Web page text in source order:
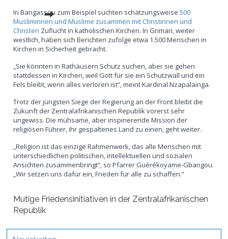
In Bangassou zum Beispiel suchten schätzungsweise 500
Musliminnen und Muslime zusammen mit Christinnen und
Christen Zuflucht in katholischen Kirchen. In Grimari, weiter
westlich, haben sich Berichten zufolge etwa 1.500 Menschen in
Kirchen in Sicherheit gebracht.
„Sie könnten in Rathäusern Schutz suchen, aber sie gehen
stattdessen in Kirchen, weil Gott für sie ein Schutzwall und ein
Fels bleibt, wenn alles verloren ist“, meint Kardinal Nzapalainga.
Trotz der jüngsten Siege der Regierung an der Front bleibt die
Zukunft der Zentralafrikanischen Republik vorerst sehr
ungewiss. Die mühsame, aber inspirierende Mission der
religiösen Führer, ihr gespaltenes Land zu einen, geht weiter.
„Religion ist das einzige Rahmenwerk, das alle Menschen mit
unterschiedlichen politischen, intellektuellen und sozialen
Ansichten zusammenbringt“, so Pfarrer Guérékoyame-Gbangou.
„Wir setzen uns dafür ein, Frieden für alle zu schaffen.“
Mutige Friedensinitiativen in der Zentralafrikanischen
Republik